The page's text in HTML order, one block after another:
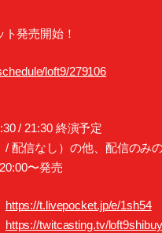
発売開始！
loft9/279106
/ 21:30 終演予定
配信なし）の他、配信のみ
〜発売
https://t.livepocket.jp/e/1sh54
https://twitcasting.tv/